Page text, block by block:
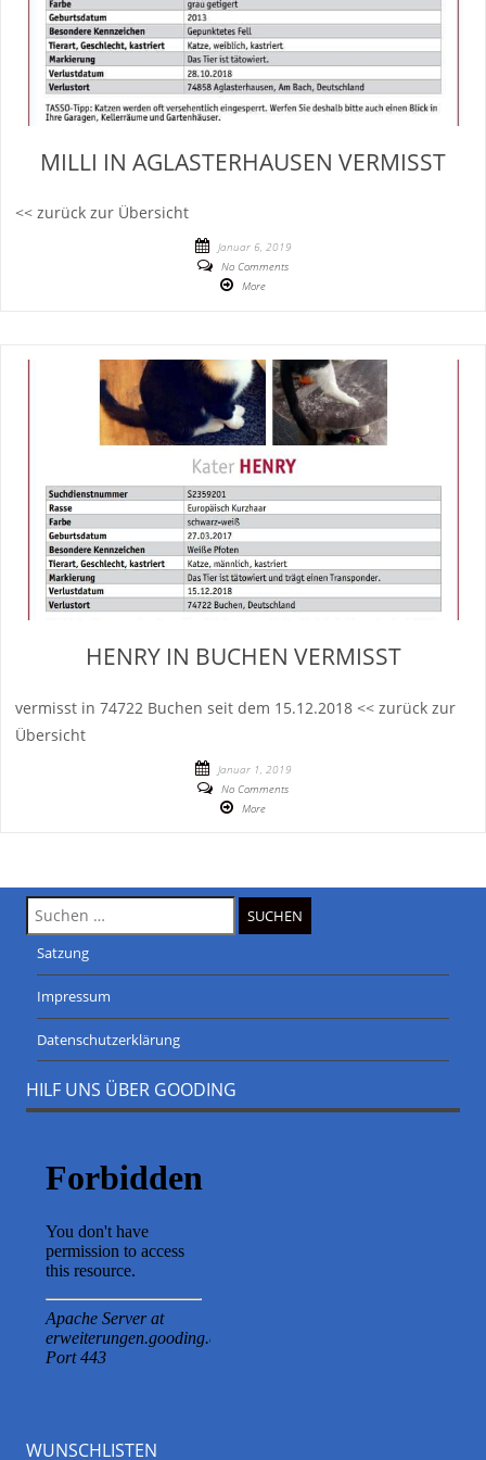
MILLI IN AGLASTERHAUSEN VERMISST
<< zurück zur Übersicht
Januar 6, 2019
No Comments
More
HENRY IN BUCHEN VERMISST
vermisst in 74722 Buchen seit dem 15.12.2018 << zurück zur
Übersicht
Januar 1, 2019
No Comments
More
Suche
nach:
Satzung
Impressum
Datenschutzerklärung
HILF UNS ÜBER GOODING
WUNSCHLISTEN